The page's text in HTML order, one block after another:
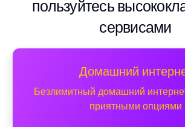
пользуйтесь
сервисами
Домашний
Безлимитный домашний
приятными опциями